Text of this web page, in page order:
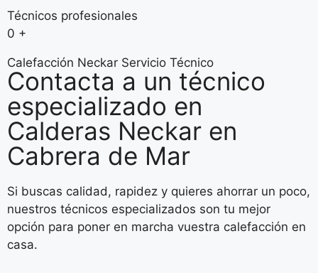
Técnicos profesionales
0 +
Calefacción Neckar Servicio Técnico
Contacta a un técnico
especializado en
Calderas Neckar en
Cabrera de Mar
Si buscas calidad, rapidez y quieres ahorrar un poco,
nuestros técnicos especializados son tu mejor
opción para poner en marcha vuestra calefacción en
casa.